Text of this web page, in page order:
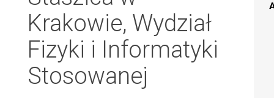
Krakowie, Wydział
Fizyki i Informatyki
Stosowanej